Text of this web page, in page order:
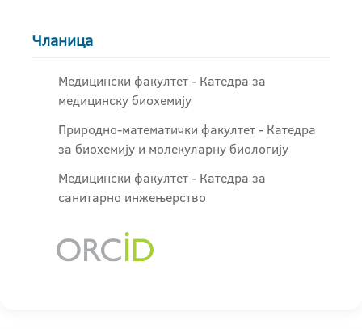
Чланица
Медицински факултет - Катедра за
медицинску биохемију
Природно-математички факултет - Катедра
за биохемију и молекуларну биологију
Медицински факултет - Катедра за
санитарно инжењерство